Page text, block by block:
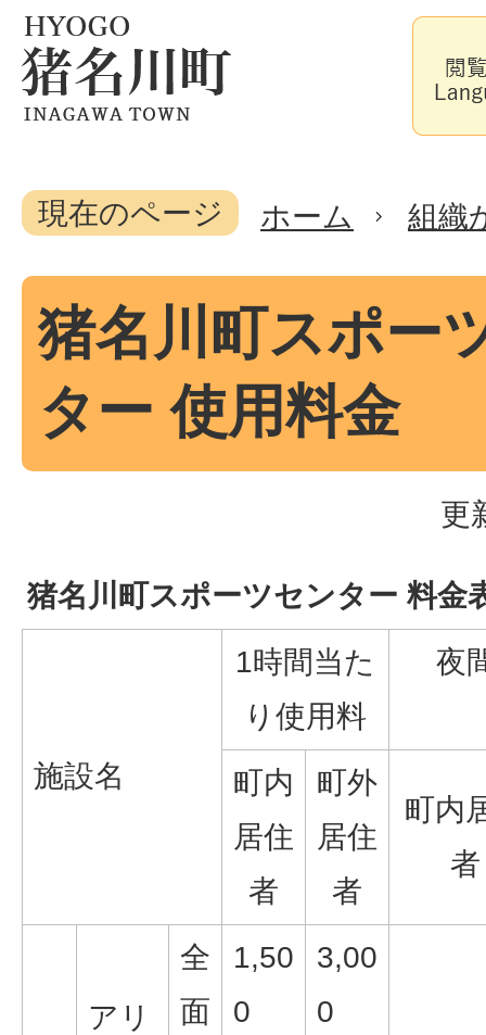
現在のページ ホーム 組織
猪名川町スポー
ター 使用料金
更
猪名川町スポーツセンター 料金
施設名
1時間当た
り使用料
夜
町内
居住
者
町外
居住
者
町内
者
アリ
全
面
1,50
0
3,00
0